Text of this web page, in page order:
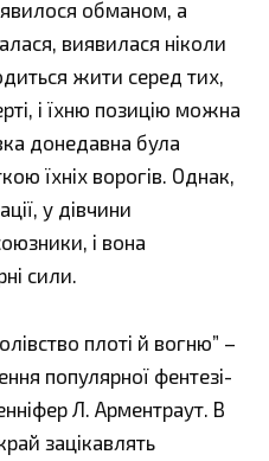
обманом, а
виявилася ніколи
жити серед тих,
і їхню позицію можна
донедавна була
їхніх ворогів. Однак,
у дівчини
і вона
сили.
плоті й вогню” –
популярної фентезі-
Л. Арментраут. В
зацікавлять